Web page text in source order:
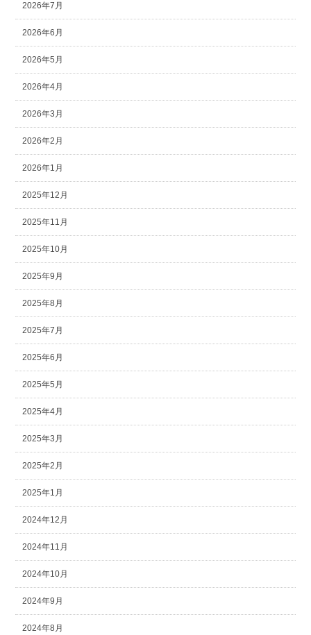
2026年7月
2026年6月
2026年5月
2026年4月
2026年3月
2026年2月
2026年1月
2025年12月
2025年11月
2025年10月
2025年9月
2025年8月
2025年7月
2025年6月
2025年5月
2025年4月
2025年3月
2025年2月
2025年1月
2024年12月
2024年11月
2024年10月
2024年9月
2024年8月